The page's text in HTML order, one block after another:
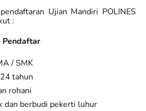
Ujian Mandiri POLINES
:
Pendaftar
/ SMK
tahun
rohani
dan berbudi pekerti luhur